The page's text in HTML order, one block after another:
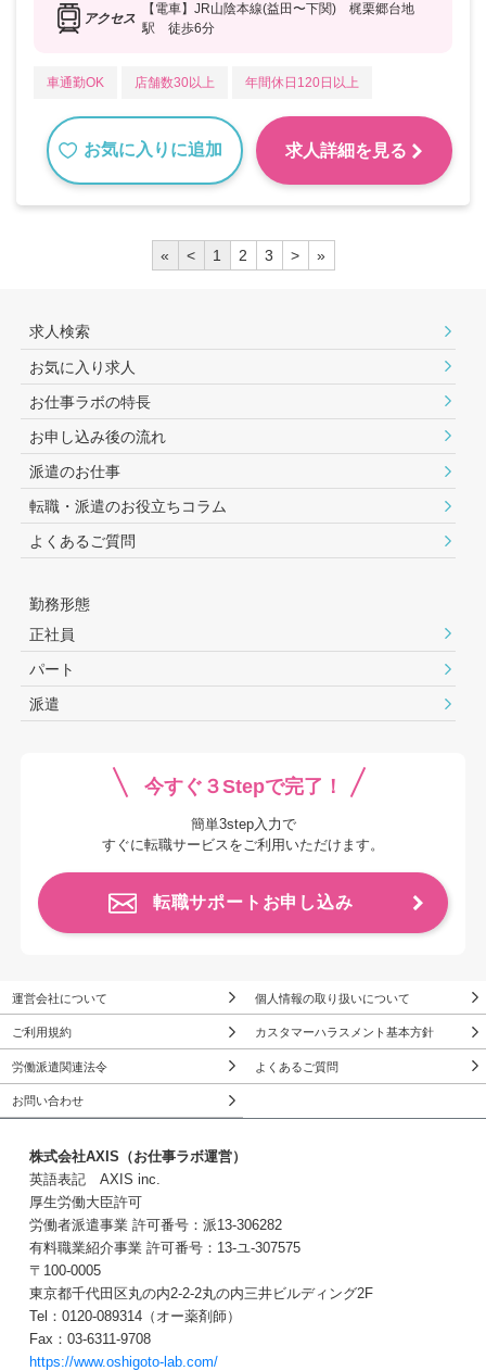
アクセス
【電車】JR山陰本線(益田〜下関) 梶栗郷台地
駅 徒歩6分
車通勤OK 店舗数30以上 年間休日120日以上
お気に入りに追加 求人詳細を見る
« < 1 2 3 > »
求人検索
お気に入り求人
お仕事ラボの特長
お申し込み後の流れ
派遣のお仕事
転職・派遣のお役⽴ちコラム
よくあるご質問
勤務形態
正社員
パート
派遣
今すぐ３Stepで完了！
簡単3step入力で
すぐに転職サービスをご利用いただけます。
転職サポートお申し込み
運営会社について 個人情報の取り扱いについて
ご利用規約 カスタマーハラスメント基本方針
労働派遣関連法令 よくあるご質問
お問い合わせ
株式会社AXIS（お仕事ラボ運営）
英語表記 AXIS inc.
厚生労働大臣許可
労働者派遣事業 許可番号：派13-306282
有料職業紹介事業 許可番号：13-ユ-307575
〒100-0005
東京都千代田区丸の内2-2-2丸の内三井ビルディング2F
Tel：0120-089314（オー薬剤師）
Fax：03-6311-9708
https://www.oshigoto-lab.com/